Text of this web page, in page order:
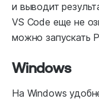
и выводит
VS Code еще не
можно запускать
Windows
На Windows